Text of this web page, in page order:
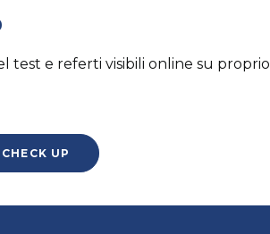
test e referti visibili online su proprio
UP